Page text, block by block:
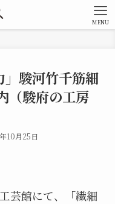
MENU
」駿河竹千筋細
（駿府の工房
10月25日
芸館にて、「繊細